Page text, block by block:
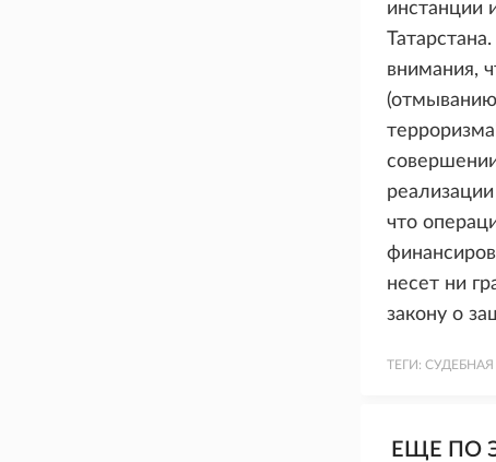
инстанции
внимания,
что
несет ни
закону о
ТЕГИ:
ЕЩЕ ПО